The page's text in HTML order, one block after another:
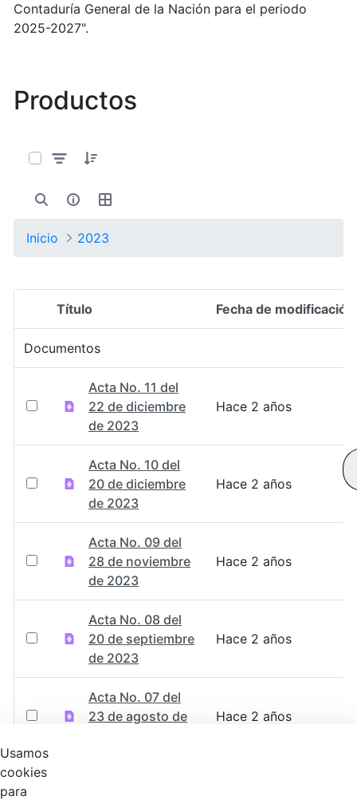
Contaduría General de la Nación para el periodo
2025-2027".
Productos
Inicio 2023
Selección del elemento
Título Fecha de modificación
Documentos
Acta No. 11 del
22 de diciembre
de 2023
Hace 2 años
Acta No. 10 del
20 de diciembre
de 2023
Hace 2 años
Acta No. 09 del
28 de noviembre
de 2023
Hace 2 años
Acta No. 08 del
20 de septiembre
de 2023
Hace 2 años
Acta No. 07 del
23 de agosto de
Hace 2 años
Usamos
cookies
para